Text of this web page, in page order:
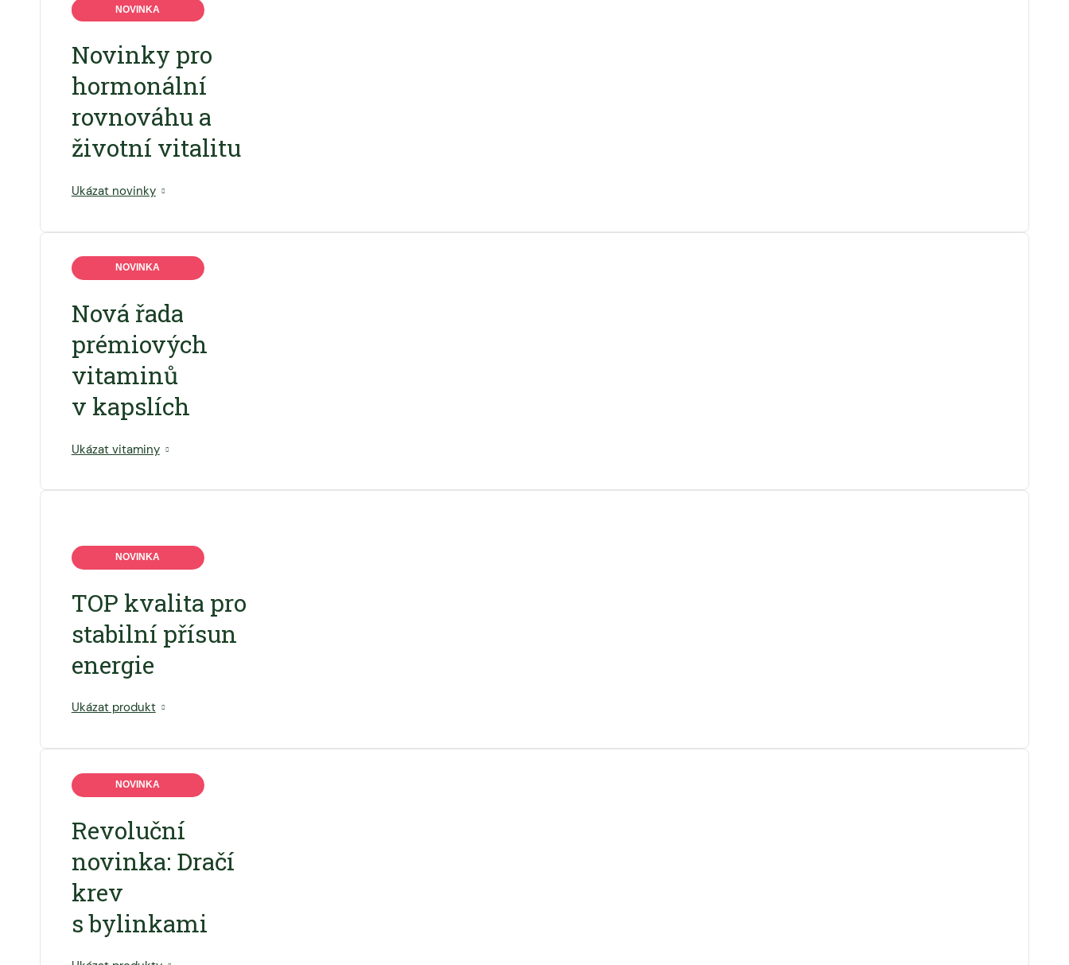
NOVINKA
Novinky pro
hormonální
rovnováhu a
životní vitalitu
Ukázat novinky
NOVINKA
Nová řada
prémiových
vitaminů
v kapslích
Ukázat vitaminy
NOVINKA
TOP kvalita pro
stabilní přísun
energie
Ukázat produkt
NOVINKA
Revoluční
novinka: Dračí
krev
s bylinkami